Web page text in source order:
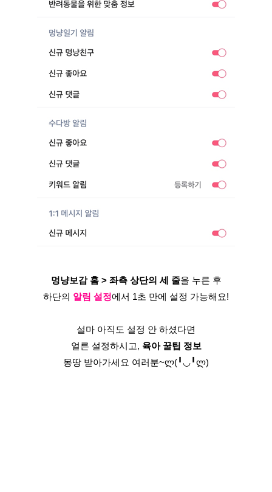
멍냥보감 홈 > 좌측 상단의 세 줄을 누른 후
하단의 알림 설정에서 1초 만에 설정 가능해요!
설마 아직도 설정 안 하셨다면
얼른 설정하시고, 육아 꿀팁 정보
몽땅 받아가세요 여러분~ლ(╹◡╹ლ)